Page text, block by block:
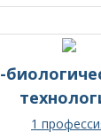
1